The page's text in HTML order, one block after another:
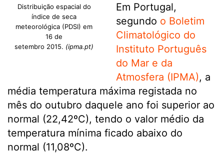
Distribuição espacial do
índice de seca
meteorológica (PDSI) em
16 de
setembro 2015. (ipma.pt)
Em Portugal,
segundo o Boletim
Climatológico do
Instituto Português
do Mar e da
Atmosfera (IPMA), a
média temperatura máxima registada no
mês do outubro daquele ano foi superior ao
normal (22,42ºC), tendo o valor médio da
temperatura mínima ficado abaixo do
normal (11,08ºC).